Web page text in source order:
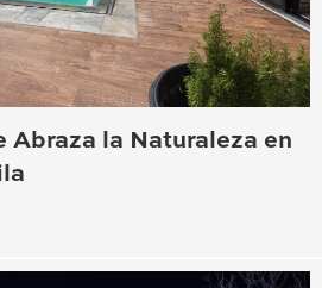
Abraza la Naturaleza en